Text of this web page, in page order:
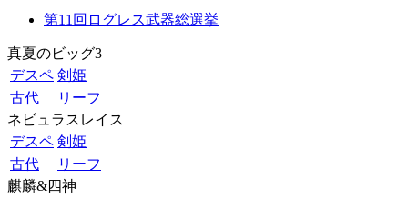
第11回ログレス武器総選挙
真夏のビッグ3
デスペ 剣姫
古代
リーフ
ネビュラスレイス
デスペ 剣姫
古代
リーフ
麒麟&四神